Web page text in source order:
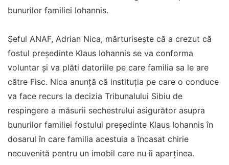
bunurilor familiei Iohannis.
Şeful ANAF, Adrian Nica, mărturiseşte că a crezut că
fostul preşedinte Klaus Iohannis se va conforma
voluntar şi va plăti datoriile pe care familia sa le are
către Fisc. Nica anunţă că instituţia pe care o conduce
va face recurs la decizia Tribunalului Sibiu de
respingere a măsurii sechestrului asigurător asupra
bunurilor familiei fostului preşedinte Klaus Iohannis în
dosarul în care familia acestuia a încasat chirie
necuvenită pentru un imobil care nu îi aparţinea.